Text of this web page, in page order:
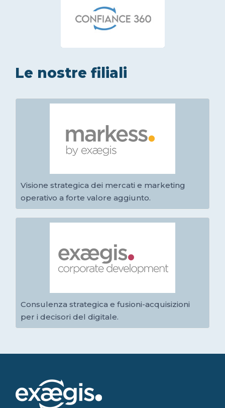
Le nostre filiali
Visione strategica dei mercati e marketing
operativo a forte valore aggiunto.
Consulenza strategica e fusioni-acquisizioni
per i decisori del digitale.